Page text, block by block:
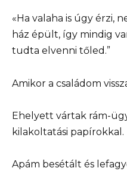
«Ha valaha is úgy érzi,
ház épült, így mindig
tudta elvenni tőled.”
Amikor a családom
Ehelyett vártak rám-
kilakoltatási papírokkal.
Apám besétált és